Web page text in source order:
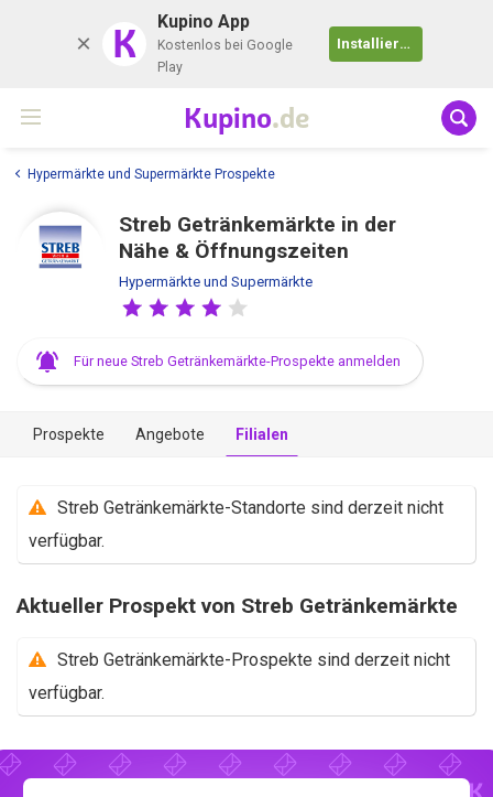
K Kupino App
Kostenlos bei Google
Play
Installieren
Kupino.de
Hypermärkte und Supermärkte Prospekte
Streb Getränkemärkte in der
Nähe & Öffnungszeiten
Hypermärkte und Supermärkte
Für neue Streb Getränkemärkte-Prospekte anmelden
Prospekte Angebote Filialen
Streb Getränkemärkte-Standorte sind derzeit nicht
verfügbar.
Aktueller Prospekt von Streb Getränkemärkte
Streb Getränkemärkte-Prospekte sind derzeit nicht
verfügbar.